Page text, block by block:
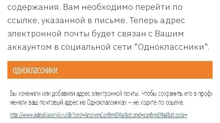
содержания. Вам необходимо перейти по
ссылке, указанной в письме. Теперь адрес
электронной почты будет связан с Вашим
аккаунтом в социальной сети "Одноклассники".